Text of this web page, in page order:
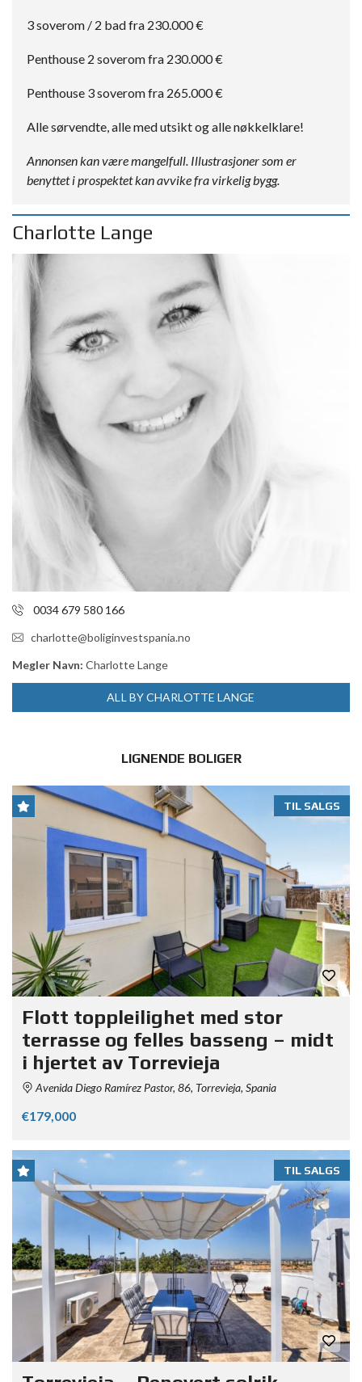
3 soverom / 2 bad fra 230.000 €
Penthouse 2 soverom fra 230.000 €
Penthouse 3 soverom fra 265.000 €
Alle sørvendte, alle med utsikt og alle nøkkelklare!
Annonsen kan være mangelfull. Illustrasjoner som er
benyttet i prospektet kan avvike fra virkelig bygg.
Charlotte Lange
0034 679 580 166
charlotte@boliginvestspania.no
Megler Navn: Charlotte Lange
ALL BY CHARLOTTE LANGE
LIGNENDE BOLIGER
TIL SALGS
Flott toppleilighet med stor
terrasse og felles basseng – midt
i hjertet av Torrevieja
Avenida Diego Ramírez Pastor, 86, Torrevieja, Spania
€179,000
TIL SALGS